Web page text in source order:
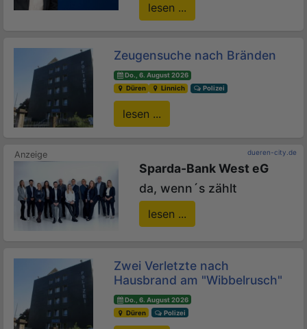
lesen ...
Zeugensuche nach Bränden
Do., 6. August 2026
Düren
Linnich Polizei
lesen ...
dueren-city.de
Sparda-Bank West eG
da, wenn´s zählt
lesen ...
Zwei Verletzte nach
Hausbrand am "Wibbelrusch"
Do., 6. August 2026
Düren
Polizei